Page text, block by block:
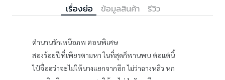
เรื่องย่อ ข้อมูลสินค้า รีวิว
ตำนานรักเหนือภพ ตอนพิเศษ
สองร้อยปีที่เพียรตามหา ในที่สุดก็พานพบ ต่อแต่นี้
ไป๋จื่อฮว่าจะไม่ให้นางแยกจากอีก ไม่ว่าฉางหลิว หก